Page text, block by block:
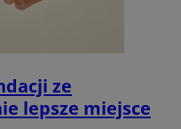
ze
lepsze miejsce